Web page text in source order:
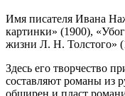
Имя писателя Ивана
картинки» (1900),
жизни Л. Н. Толстого»
Здесь его творчество
составляют романы из
обширен и пласт